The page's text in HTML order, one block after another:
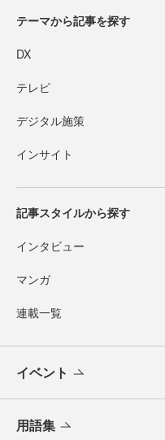
テーマから記事を探す
DX
テレビ
デジタル施策
インサイト
記事スタイルから探す
インタビュー
マンガ
連載一覧
イベント
用語集